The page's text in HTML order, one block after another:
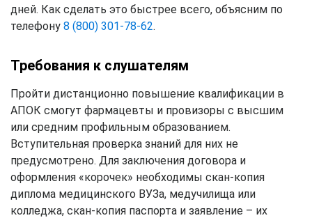
дней. Как сделать это быстрее всего, объясним по
телефону 8 (800) 301-78-62.
Требования к слушателям
Пройти дистанционно повышение квалификации в
АПОК смогут фармацевты и провизоры с высшим
или средним профильным образованием.
Вступительная проверка знаний для них не
предусмотрено. Для заключения договора и
оформления «корочек» необходимы скан-копия
диплома медицинского ВУЗа, медучилища или
колледжа, скан-копия паспорта и заявление – их